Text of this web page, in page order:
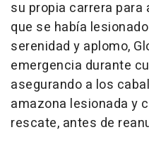
su propia carrera para
que se había
serenidad y aplomo,
emergencia durante
asegurando a los
amazona lesionada y
rescate, antes de